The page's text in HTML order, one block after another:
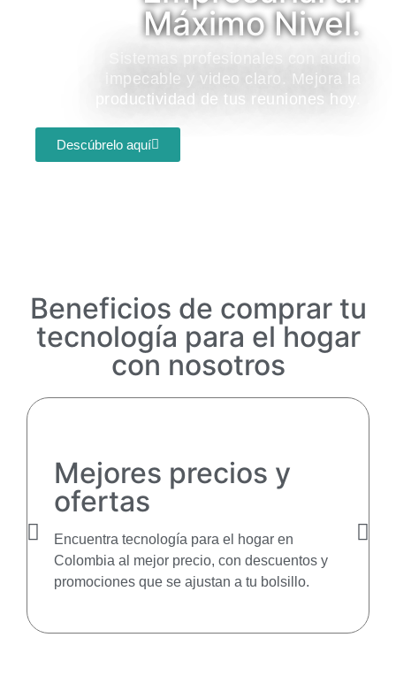
Máximo Nivel.
Sistemas profesionales con audio
impecable y video claro. Mejora la
productividad de tus reuniones hoy.
Descúbrelo aquí
Beneficios de comprar tu
tecnología para el hogar
con nosotros
Mejores precios y
ofertas
Encuentra tecnología para el hogar en
Colombia al mejor precio, con descuentos y
promociones que se ajustan a tu bolsillo.